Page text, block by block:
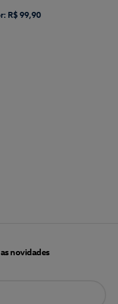
R$ 99,90
novidades